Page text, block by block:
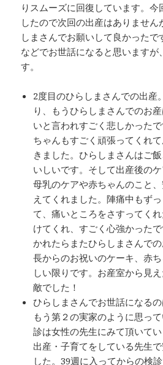
りスムーズに回復しています。
したので次回の出産はありません
しまさんでお願いして良かった
などでお世話になると思いますが
す。
2度目のひらしまさんでの出産
り、もうひらしまさんでのお
いと言われすごく悲しかった
ちゃんもすごく頑張ってくれ
きました。ひらしまさんはご
いしいです。そして出産後の
母乳のケアや赤ちゃんのこと
えてくれました。陣痛中もず
て、痛いところをさすってく
けてくれ、すごく心強かった
かれたらまたひらしまさんで
長からのお祝いのケーキ、赤
しい限りです。お産室から見
敵でした！
ひらしまさんでお世話になるの
もう第２の実家のように思っ
診は女性の先生にみて頂いて
出産・子育てをしている先生
した。39週に入ってからの検